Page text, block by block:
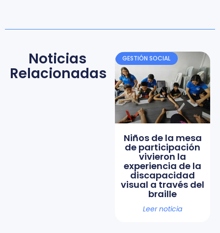
Noticias
Relacionadas
GESTIÓN SOCIAL
Niños de la mesa
de participación
vivieron la
experiencia de la
discapacidad
visual a través del
braille
Leer noticia